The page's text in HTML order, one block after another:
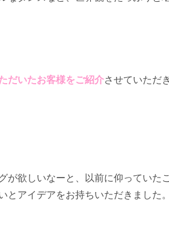
だいたお客様をご紹介させていただ
が欲しいなーと、以前に仰っていた
アイデアをお持ちいただきました。